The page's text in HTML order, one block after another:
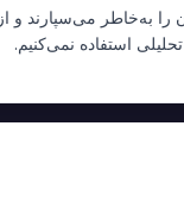
را به‌خاطر می‌سپارند و از
استفاده نمی‌کنیم.